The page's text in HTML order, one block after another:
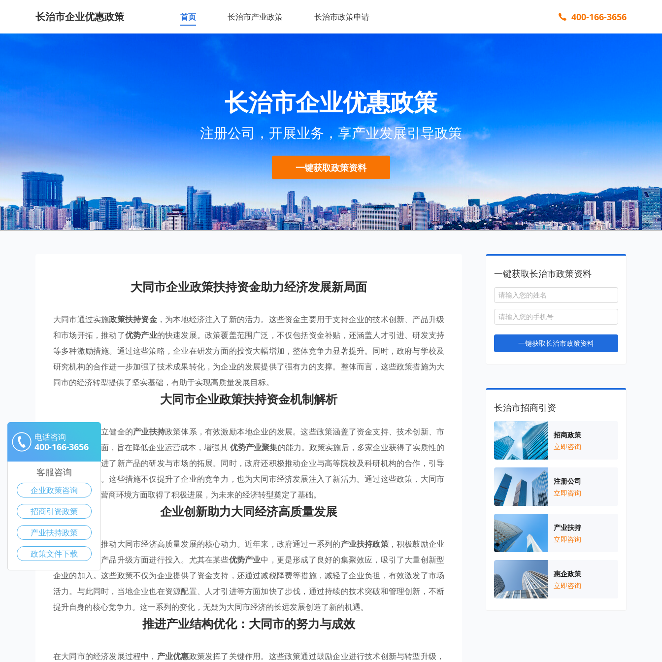
长治市企业优惠政策 首页 长治市产业政策 长治市政策申请 400-166-3656
长治市企业优惠政策
注册公司，开展业务，享产业发展引导政策
一键获取政策资料
大同市企业政策扶持资金助力经济发展新局面
大同市通过实施政策扶持资金，为本地经济注入了新的活力。这些资金主要用于支持企业的技术创新、产品升级
和市场开拓，推动了优势产业的快速发展。政策覆盖范围广泛，不仅包括资金补贴，还涵盖人才引进、研发支持
等多种激励措施。通过这些策略，企业在研发方面的投资大幅增加，整体竞争力显著提升。同时，政府与学校及
研究机构的合作进一步加强了技术成果转化，为企业的发展提供了强有力的支撑。整体而言，这些政策措施为大
同市的经济转型提供了坚实基础，有助于实现高质量发展目标。
大同市企业政策扶持资金机制解析
大同市通过建立健全的产业扶持政策体系，有效激励本地企业的发展。这些政策涵盖了资金支持、技术创新、市
场开拓等多方面，旨在降低企业运营成本，增强其优势产业聚集的能力。政策实施后，多家企业获得了实质性的
资金扶持，促进了新产品的研发与市场的拓展。同时，政府还积极推动企业与高等院校及科研机构的合作，引导
技术成果转化。这些措施不仅提升了企业的竞争力，也为大同市经济发展注入了新活力。通过这些政策，大同市
在构建良好的营商环境方面取得了积极进展，为未来的经济转型奠定了基础。
企业创新助力大同经济高质量发展
企业的创新 是推动大同市经济高质量发展的核心动力。近年来，政府通过一系列的产业扶持政策，积极鼓励企业
在技术研发和产品升级方面进行投入。尤其在某些优势产业中，更是形成了良好的集聚效应，吸引了大量创新型
企业的加入。这些政策不仅为企业提供了资金支持，还通过减税降费等措施，减轻了企业负担，有效激发了市场
活力。与此同时，当地企业也在资源配置、人才引进等方面加快了步伐，通过持续的技术突破和管理创新，不断
提升自身的核心竞争力。这一系列的变化，无疑为大同市经济的长远发展创造了新的机遇。
推进产业结构优化：大同市的努力与成效
在大同市的经济发展过程中， 产业优惠政策发挥了关键作用。这些政策通过鼓励企业进行技术创新与转型升级，
一键获取长治市政策资料
一键获取长治市政策资料
长治市招商引资
招商政策
立即咨询
注册公司
立即咨询
产业扶持
立即咨询
惠企政策
立即咨询
电话咨询
400-166-3656
客服咨询
企业政策咨询
招商引资政策
产业扶持政策
政策文件下载